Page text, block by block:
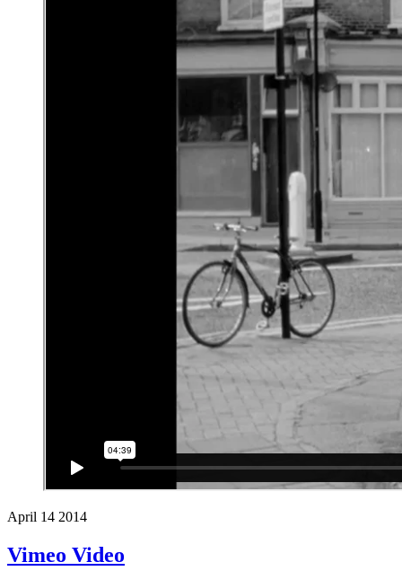
April 14 2014
Vimeo Video